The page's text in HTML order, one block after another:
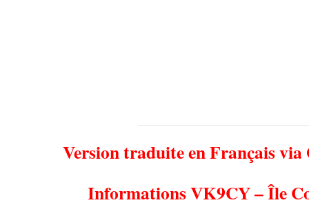
Version traduite en Français via
Informations VK9CY – Île